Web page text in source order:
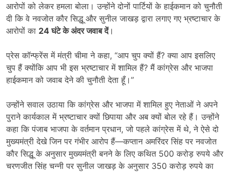
आरोपों को लेकर हमला बोला। उन्होंने दोनों पार्टियों के हाईकमान को चुनौती
दी कि वे नवजोत कौर सिद्धू और सुनील जाखड़ द्वारा लगाए गए भ्रष्टाचार के
आरोपों का 24घंटे के अंदर जवाब दें।
प्रेस कॉन्फ्रेंस में मंत्री चीमा ने कहा, “आप चुप क्यों हैं? क्या आप इसलिए
चुप हैं क्योंकि आप भी इस भ्रष्टाचार में शामिल हैं? मैं कांग्रेस और भाजपा
हाईकमान को जवाब देने की चुनौती देता हूँ।”
उन्होंने सवाल उठाया कि कांग्रेस और भाजपा में शामिल हुए नेताओं ने अपने
पुराने कार्यकाल में भ्रष्टाचार क्यों छिपाया और अब क्यों बोल रहे हैं। उन्होंने
कहा कि पंजाब भाजपा के वर्तमान प्रधान, जो पहले कांग्रेस में थे, ने ऐसे दो
मुख्यमंत्री देखे जिन पर गंभीर आरोप हैं—कप्तान अमरिंदर सिंह पर नवजोत
कौर सिद्धू के अनुसार मुख्यमंत्री बनने के लिए कथित 500 करोड़ रुपये और
चरणजीत सिंह चन्नी पर सुनील जाखड़ के अनुसार 350 करोड़ रुपये का